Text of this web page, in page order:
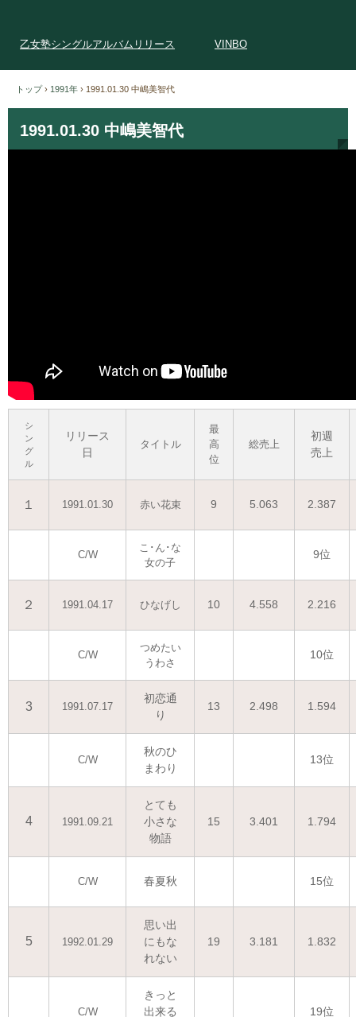
乙女塾シングルアルバムリリース VINBO
トップ › 1991年 › 1991.01.30 中嶋美智代
1991.01.30 中嶋美智代
シ
ン
グ
ル
リリース
日
タイトル
最
高
位
総売上
初週
売上
１ 1991.01.30 赤い花束 9 5.063 2.387
C/W
こ･ん･な
女の子
9位
２ 1991.04.17 ひなげし 10 4.558 2.216
C/W
つめたい
うわさ
10位
3 1991.07.17
初恋通
り
13 2.498 1.594
C/W
秋のひ
まわり
13位
4 1991.09.21
とても
小さな
物語
15 3.401 1.794
C/W 春夏秋 15位
5 1992.01.29
思い出
にもな
れない
19 3.181 1.832
C/W
きっと
出来る
19位